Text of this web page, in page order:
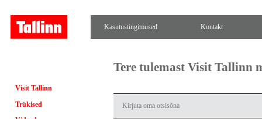
Kasutustingimused Kontakt
Visit Tallinn
Trükised
Tere tulemast Visit Tallinn